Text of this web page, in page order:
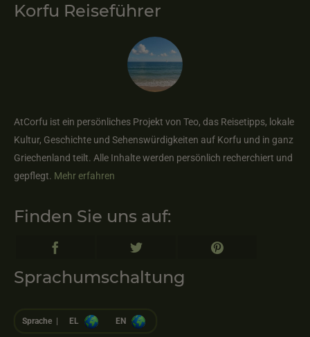
Korfu Reiseführer
AtCorfu ist ein persönliches Projekt von Teo, das Reisetipps, lokale
Kultur, Geschichte und Sehenswürdigkeiten auf Korfu und in ganz
Griechenland teilt. Alle Inhalte werden persönlich recherchiert und
gepflegt. Mehr erfahren
Finden Sie uns auf:
Sprachumschaltung
Sprache | EL EN